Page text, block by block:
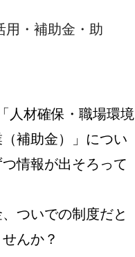
用・補助金・助
人材確保・職場環境
補助金）」につい
情報が出そろって
ついでの制度だと
んか？